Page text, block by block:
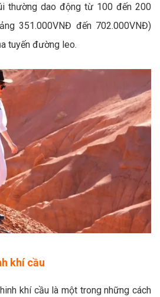
thường dao động từ 100 đến 200
351.000VNĐ đến 702.000VNĐ)
tuyến đường leo.
khí cầu
khí cầu là một trong những cách